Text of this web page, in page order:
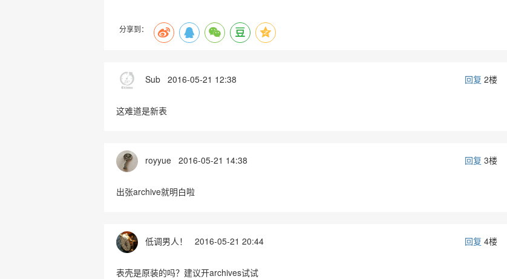
分享到：
回复 2楼
Sub 2016-05-21 12:38
这难道是新表
回复 3楼
royyue 2016-05-21 14:38
出张archive就明白啦
回复 4楼
低调男人！ 2016-05-21 20:44
表壳是原装的吗？建议开archives试试